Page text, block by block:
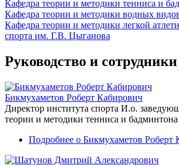
Кафедра теории и методики тенниса и
Кафедра теории и методики водных
Кафедра теории и методики легкой
спорта им. Г.В. Цыганова
Руководство и сотрудники
Бикмухаметов Роберт Кабирович
Директор института спорта И.о.
теории и методики тенниса и бадминтона
Подробнее о Бикмухаметов Роберт